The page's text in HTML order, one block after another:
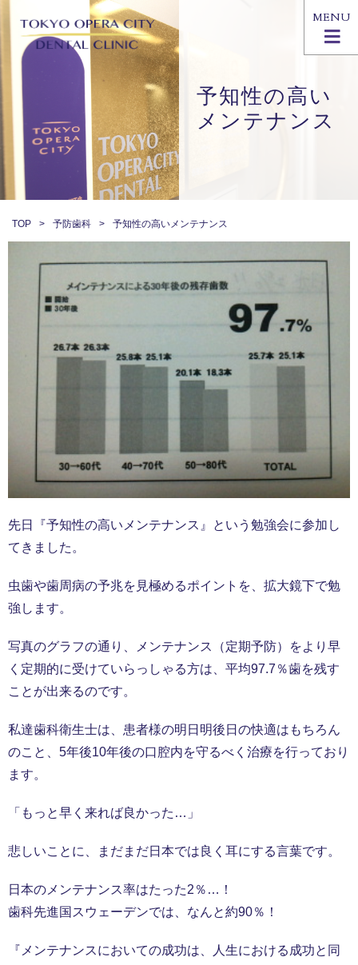
MENU
予知性の高い
メンテナンス
TOP 予防歯科 予知性の高いメンテナンス
先日『予知性の高いメンテナンス』という勉強会に参加し
てきました。
虫歯や歯周病の予兆を見極めるポイントを、拡大鏡下で勉
強します。
写真のグラフの通り、メンテナンス（定期予防）をより早
く定期的に受けていらっしゃる方は、平均97.7％歯を残す
ことが出来るのです。
私達歯科衛生士は、患者様の明日明後日の快適はもちろん
のこと、5年後10年後の口腔内を守るべく治療を行っており
ます。
「もっと早く来れば良かった…」
悲しいことに、まだまだ日本では良く耳にする言葉です。
日本のメンテナンス率はたった2％…！
歯科先進国スウェーデンでは、なんと約90％！
『メンテナンスにおいての成功は、人生における成功と同